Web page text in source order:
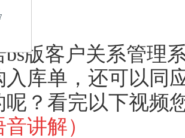
客户关系管理系
入库单，还可以同
呢？看完以下视频
音讲解）